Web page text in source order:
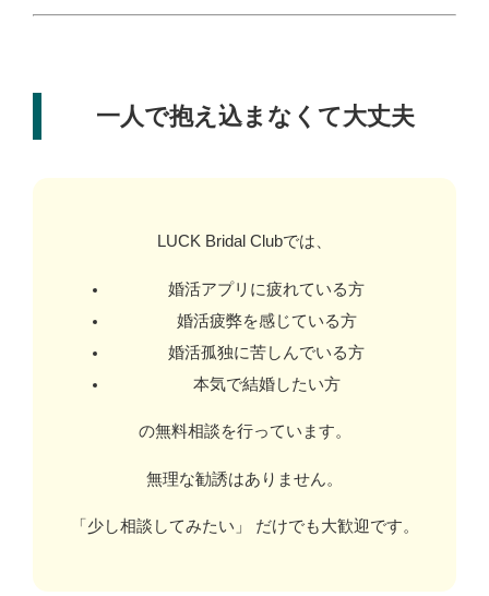
一人で抱え込まなくて大丈夫
LUCK Bridal Clubでは、
婚活アプリに疲れている方
婚活疲弊を感じている方
婚活孤独に苦しんでいる方
本気で結婚したい方
の無料相談を行っています。
無理な勧誘はありません。
「少し相談してみたい」 だけでも大歓迎です。